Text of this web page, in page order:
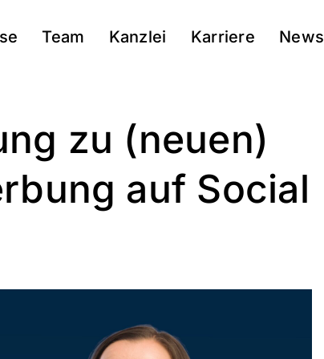
Team Kanzlei Karriere News
zu (neuen)
auf Social